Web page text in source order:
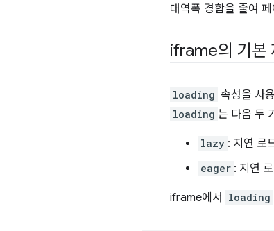
대역폭 경합을 줄여
iframe의 기본
loading 속성을 사
loading 는 다음 두
lazy : 지연 로
eager : 지연
iframe에서 loading